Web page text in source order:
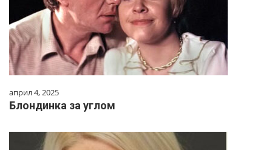
април 4, 2025
Блондинка за углом